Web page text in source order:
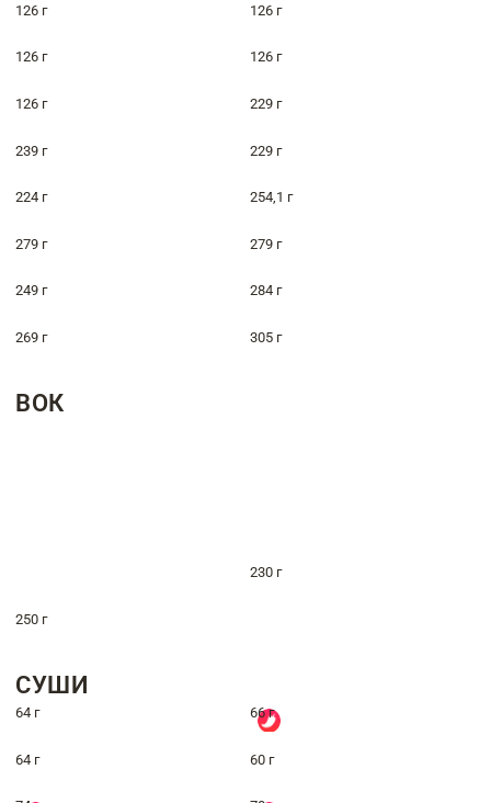
126 г 126 г
126 г 126 г
126 г 229 г
239 г 229 г
224 г 254,1 г
279 г 279 г
249 г 284 г
269 г 305 г
ВОК
230 г
250 г
СУШИ
64 г 66 г
64 г 60 г